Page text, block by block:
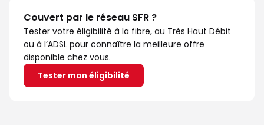
Couvert par le réseau SFR ?
Tester votre éligibilité à la fibre, au Très Haut Débit
ou à l’ADSL pour connaître la meilleure offre
disponible chez vous.
Tester mon éligibilité